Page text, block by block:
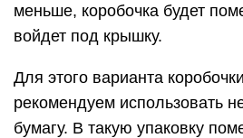
меньше, коробочка будет
войдет под крышку.
Для этого варианта
рекомендуем использовать
бумагу. В такую упаковку